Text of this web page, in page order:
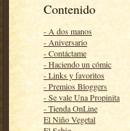
Contenido
- A dos manos
- Aniversario
- Contáctame
- Haciendo un cómic
- Links y favoritos
- Premios Bloggers
- Se vale Una Propinita
- Tienda OnLine
El Niño Vegetal